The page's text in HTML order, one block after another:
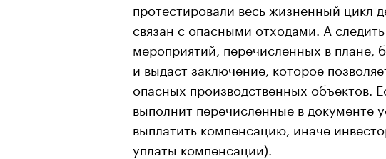
протестировали весь жизненный цикл
связан с опасными отходами. А
мероприятий, перечисленных в плане,
и выдаст заключение, которое
опасных производственных объектов.
выполнит перечисленные в документе
выплатить компенсацию, иначе
уплаты компенсации).